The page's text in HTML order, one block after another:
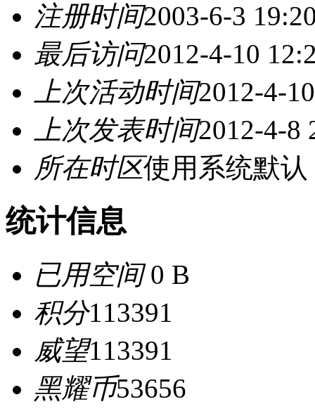
注册时间2003-6-3
最后访问2012-4-10
上次活动时间2012-4-
上次发表时间2012-4-8
所在时区使用系统默认
统计信息
已用空间0 B
积分113391
威望113391
黑耀币53656